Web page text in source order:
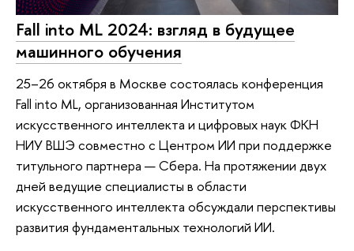
Fall into ML 2024: взгляд в будущее
машинного обучения
25–26 октября в Москве состоялась конференция
Fall into ML, организованная Институтом
искусственного интеллекта и цифровых наук ФКН
НИУ ВШЭ совместно с Центром ИИ при поддержке
титульного партнера — Сбера. На протяжении двух
дней ведущие специалисты в области
искусственного интеллекта обсуждали перспективы
развития фундаментальных технологий ИИ.